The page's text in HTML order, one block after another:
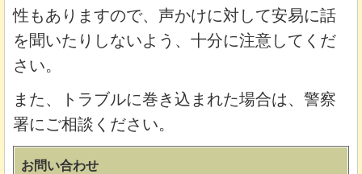
性もありますので、声かけに対して安易に話
を聞いたりしないよう、十分に注意してくだ
さい。
また、トラブルに巻き込まれた場合は、警察
署にご相談ください。
お問い合わせ